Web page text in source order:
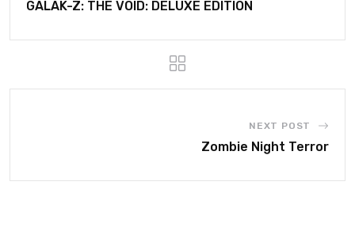
GALAK-Z: THE VOID: DELUXE EDITION
NEXT POST
Zombie Night Terror